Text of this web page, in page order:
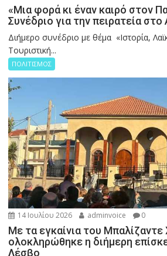
«Μια φορά κι έναν καιρό στον
Συνέδριο για την πειρατεία στο
Διήμερο συνέδριο με θέμα «Ιστορία,
Τουριστική...
ΠΟΛΙΤΙΣΜΟΣ
14 Ιουλίου 2026 adminvoice 0
Με τα εγκαίνια του
ολοκληρώθηκε η διήμερη
Λέσβο